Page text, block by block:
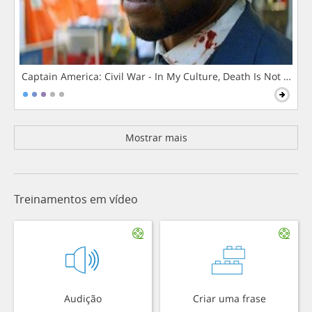
Captain America: Civil War - In My Culture, Death Is Not The
Mostrar mais
Treinamentos em vídeo
Audição Criar uma frase